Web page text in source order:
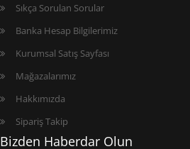
Sıkça Sorulan Sorular
Banka Hesap Bilgilerimiz
Kurumsal Satış Sayfası
Mağazalarımız
Hakkımızda
Sipariş Takip
Bizden Haberdar Olun